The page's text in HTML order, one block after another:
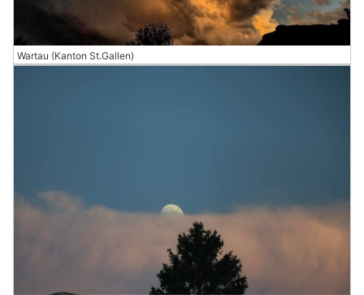
Wartau (Kanton St.Gallen)